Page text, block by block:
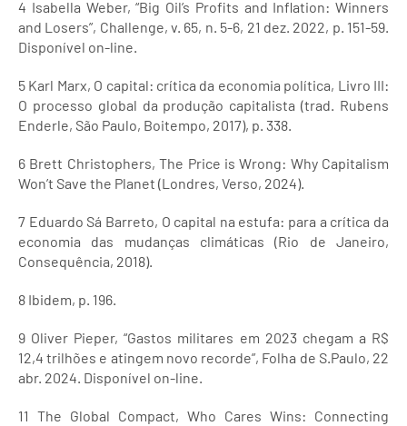
4 Isabella Weber, “Big Oil’s Profits and Inflation: Winners
and Losers”, Challenge, v. 65, n. 5-6, 21 dez. 2022, p. 151-59.
Disponível on-line.
5 Karl Marx, O capital: crítica da economia política, Livro III:
O processo global da produção capitalista (trad. Rubens
Enderle, São Paulo, Boitempo, 2017), p. 338.
6 Brett Christophers, The Price is Wrong: Why Capitalism
Won’t Save the Planet (Londres, Verso, 2024).
7 Eduardo Sá Barreto, O capital na estufa: para a crítica da
economia das mudanças climáticas (Rio de Janeiro,
Consequência, 2018).
8 Ibidem, p. 196.
9 Oliver Pieper, “Gastos militares em 2023 chegam a R$
12,4 trilhões e atingem novo recorde”, Folha de S.Paulo, 22
abr. 2024. Disponível on-line.
11 The Global Compact, Who Cares Wins: Connecting